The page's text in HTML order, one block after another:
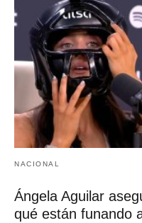
NACIONAL
Ángela Aguilar
qué están funando